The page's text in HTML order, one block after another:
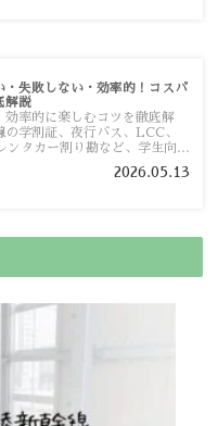
・失敗しない・効率的！コスパ
解説
効率的に楽しむコツを徹底解
の学割証、夜行バス、LCC、
ンタカー割り勘など、学生向け
2026.05.13